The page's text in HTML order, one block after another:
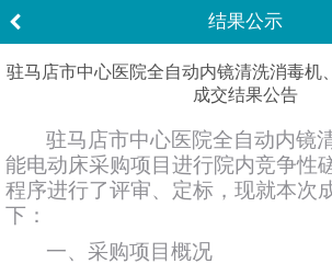
结果公示
驻马店市中心医院全自动内镜清洗消毒机
成交结果公告
驻马店市中心医院全自动内镜
能电动床采购项目进行院内竞争性
程序进行了评审、定标，现就本次
下：
一、采购项目概况